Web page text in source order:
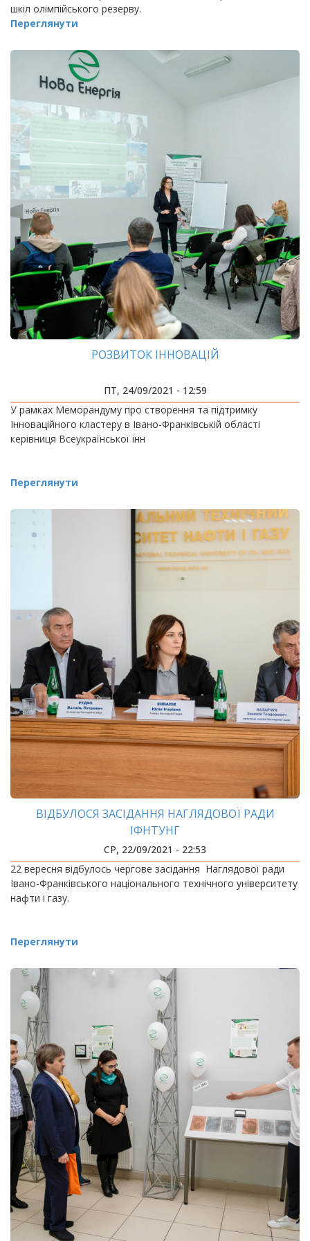
шкіл олімпійського резерву.
Переглянути
РОЗВИТОК ІННОВАЦІЙ
ПТ, 24/09/2021 - 12:59
У рамках Меморандуму про створення та підтримку
Інноваційного кластеру в Івано-Франківській області
керівниця Всеукраїнської інн
Переглянути
ВІДБУЛОСЯ ЗАСІДАННЯ НАГЛЯДОВОЇ РАДИ
ІФНТУНГ
СР, 22/09/2021 - 22:53
22 вересня відбулось чергове засідання Наглядової ради
Івано-Франківського національного технічного університету
нафти і газу.
Переглянути